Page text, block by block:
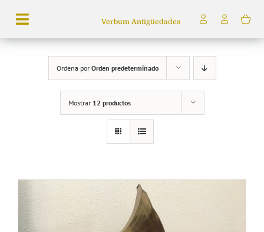
contenido
Toggle
Navigation
productos
Quiénes somos
Verbum Antigüedades
Ordena por Orden predeterminado
Mostrar 12 productos